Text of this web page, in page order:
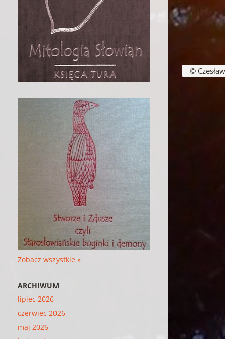
Zobacz wszystkie »
ARCHIWUM
lipiec 2026
czerwiec 2026
maj 2026
©